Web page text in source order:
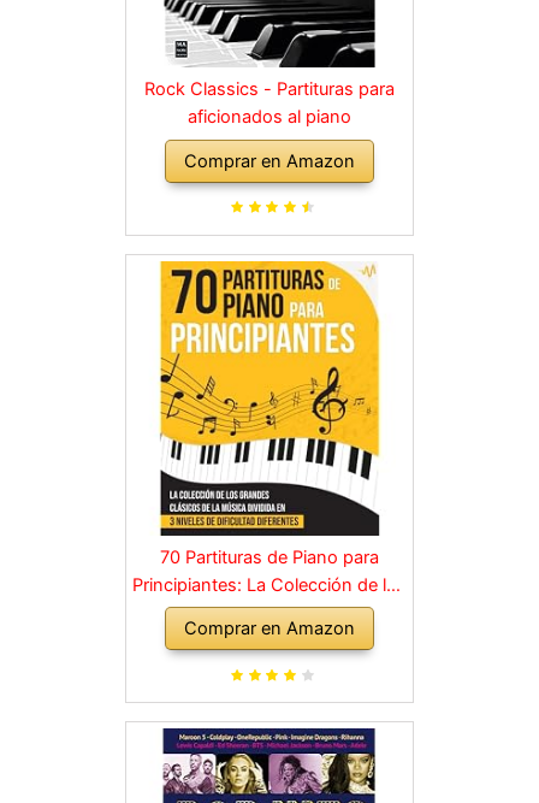
Rock Classics - Partituras para
aficionados al piano
Comprar en Amazon
70 Partituras de Piano para
Principiantes: La Colección de los
Grandes Clásicos de la Música
dividida en 3 Niveles de dificultad
diferentes
Comprar en Amazon